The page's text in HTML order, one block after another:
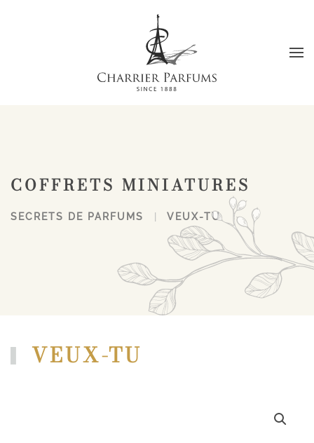
Passer au contenu principal
COFFRETS MINIATURES
SECRETS DE PARFUMS VEUX-TU
VEUX-TU